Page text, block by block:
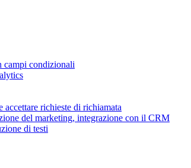
campi condizionali
richieste di richiamata
del marketing, integrazione con il CRM
di testi